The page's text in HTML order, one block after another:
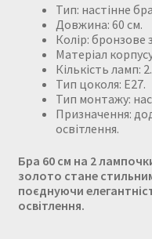
Тип: настінне
Довжина: 60 см.
Колір: бронзове
Матеріал
Кількість ламп: 2.
Тип цоколя: Е27.
Тип монтажу:
Призначення:
освітлення.
Бра 60 см на 2
золото стане
поєднуючи
освітлення.